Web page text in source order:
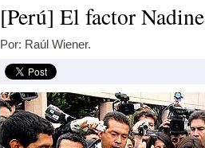
[Perú] El factor Nadine
Por: Raúl Wiener.